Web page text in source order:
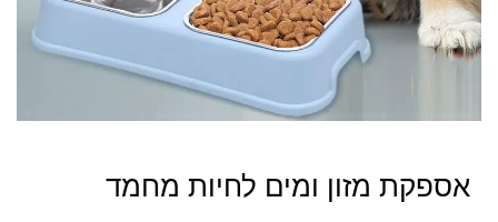
אספקת מזון ומים לחיות מחמד